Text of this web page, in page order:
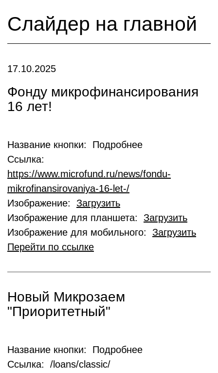
Слайдер на главной
17.10.2025
Фонду микрофинансирования
16 лет!
Название кнопки: Подробнее
Ссылка:
https://www.microfund.ru/news/fondu-
mikrofinansirovaniya-16-let-/
Изображение: Загрузить
Изображение для планшета: Загрузить
Изображение для мобильного: Загрузить
Перейти по ссылке
Новый Микрозаем
"Приоритетный"
Название кнопки: Подробнее
Ссылка: /loans/classic/